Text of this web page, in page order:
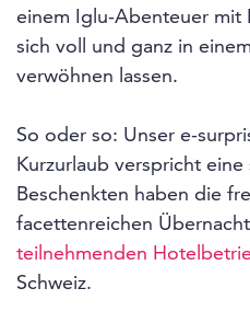
einem Iglu-Abenteuer mit
sich voll und ganz in
verwöhnen lassen.
So oder so: Unser e-
Kurzurlaub verspricht
Beschenkten haben die
facettenreichen
teilnehmenden
Schweiz.